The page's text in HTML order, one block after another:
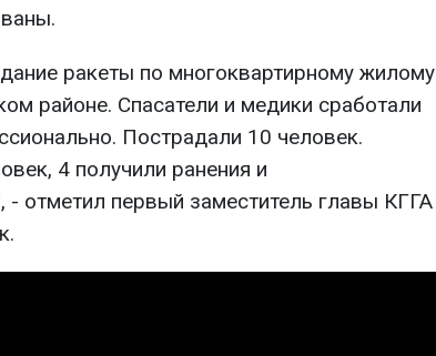
ракеты по многоквартирному жилому
районе. Спасатели и медики сработали
Пострадали 10 человек.
4 получили ранения и
- отметил первый заместитель главы КГГА